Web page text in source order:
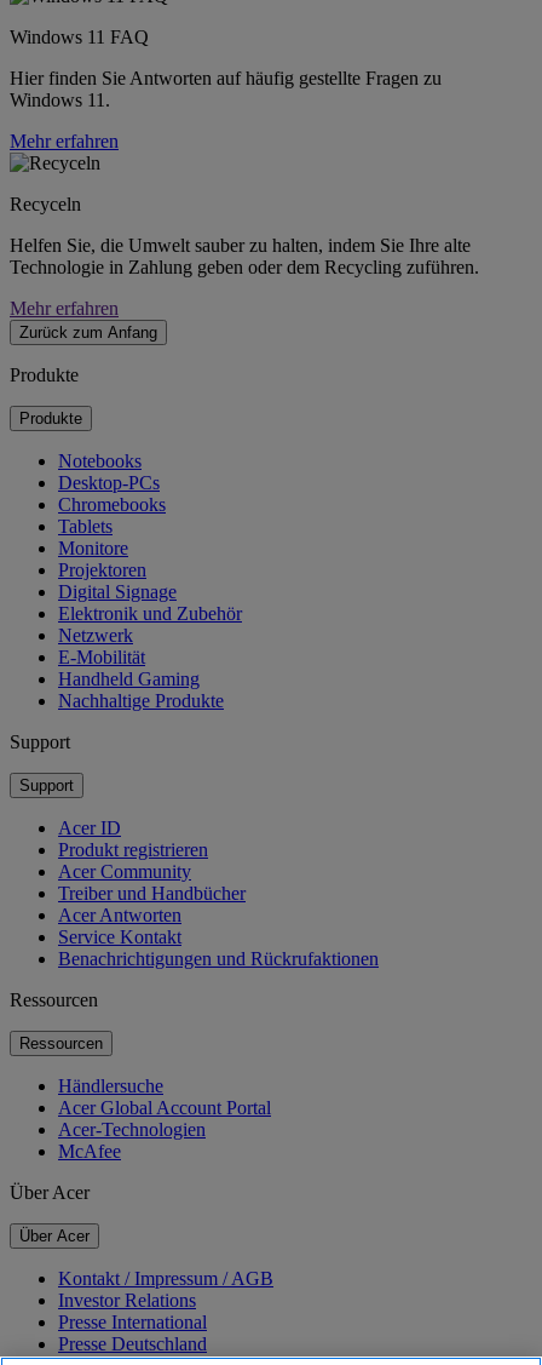
Windows 11 FAQ
Hier finden Sie Antworten auf häufig gestellte Fragen zu
Windows 11.
Mehr erfahren
Recyceln
Helfen Sie, die Umwelt sauber zu halten, indem Sie Ihre alte
Technologie in Zahlung geben oder dem Recycling zuführen.
Mehr erfahren
Zurück zum Anfang
Produkte
Produkte
Notebooks
Desktop-PCs
Chromebooks
Tablets
Monitore
Projektoren
Digital Signage
Elektronik und Zubehör
Netzwerk
E-Mobilität
Handheld Gaming
Nachhaltige Produkte
Support
Support
Acer ID
Produkt registrieren
Acer Community
Treiber und Handbücher
Acer Antworten
Service Kontakt
Benachrichtigungen und Rückrufaktionen
Ressourcen
Ressourcen
Händlersuche
Acer Global Account Portal
Acer-Technologien
McAfee
Über Acer
Über Acer
Kontakt / Impressum / AGB
Investor Relations
Presse International
Presse Deutschland